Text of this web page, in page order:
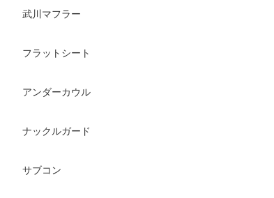
武川マフラー
フラットシート
アンダーカウル
ナックルガード
サブコン